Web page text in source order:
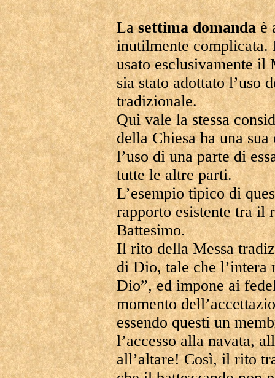
Lasettima domandaè
inutilmente complicata.
usato esclusivamente il
sia stato adottato l’uso
tradizionale.
Qui vale la stessa
della Chiesa ha una
l’uso di una parte di
tutte le altre parti.
L’esempio tipico di
rapporto esistente tra il
Battesimo.
Il rito della Messa
di Dio, tale che l’intera
Dio”, ed impone ai
momento
essendo questi un
l’accesso alla navata,
all’altare! Così, il rito